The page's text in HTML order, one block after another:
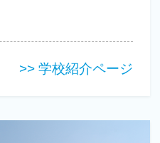
>> 学校紹介ページ